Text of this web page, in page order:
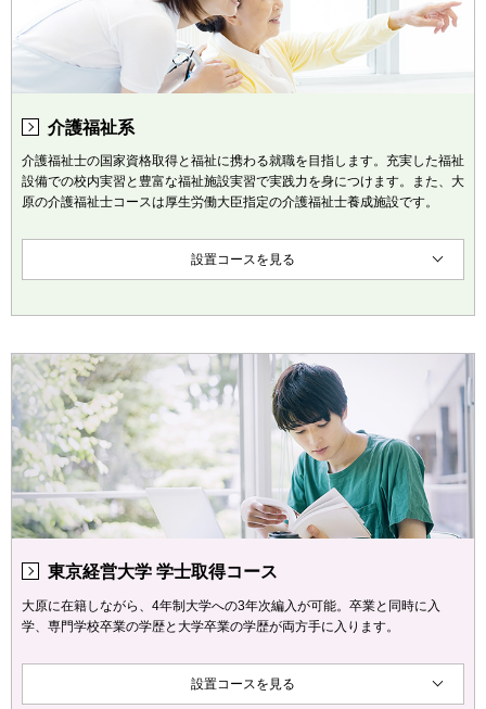
介護福祉系
介護福祉士の国家資格取得と福祉に携わる就職を目指します。充実した福祉
設備での校内実習と豊富な福祉施設実習で実践力を身につけます。また、大
原の介護福祉士コースは厚生労働大臣指定の介護福祉士養成施設です。
設置コースを見る
東京経営大学 学士取得コース
大原に在籍しながら、4年制大学への3年次編入が可能。卒業と同時に入
学、専門学校卒業の学歴と大学卒業の学歴が両方手に入ります。
設置コースを見る